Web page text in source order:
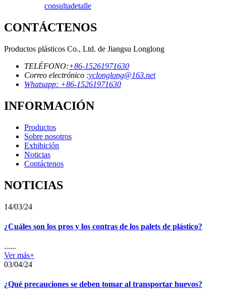
consultadetalle
CONTÁCTENOS
Productos plásticos Co., Ltd. de Jiangsu Longlong
TELÉFONO:+86-15261971630
Correo electrónico :yclonglong@163.net
Whatsapp: +86-15261971630
INFORMACIÓN
Productos
Sobre nosotros
Exhibición
Noticias
Contáctenos
NOTICIAS
14/03/24
¿Cuáles son los pros y los contras de los palets de plástico?
......
Ver más+
03/04/24
¿Qué precauciones se deben tomar al transportar huevos?